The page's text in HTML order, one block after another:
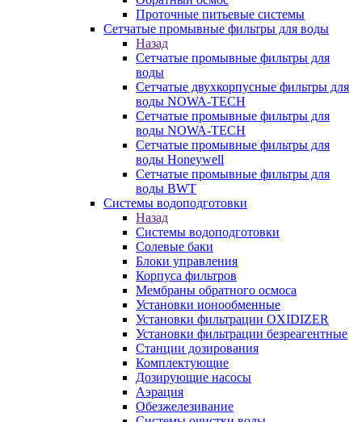
Проточные питьевые системы
Сетчатые промывные фильтры для воды
Назад
Сетчатые промывные фильтры для
воды
Сетчатые двухкорпусные фильтры для
воды NOWA-TECH
Сетчатые промывные фильтры для
воды NOWA-TECH
Сетчатые промывные фильтры для
воды Honeywell
Сетчатые промывные фильтры для
воды BWT
Системы водоподготовки
Назад
Системы водоподготовки
Солевые баки
Блоки управления
Корпуса фильтров
Мембраны обратного осмоса
Установки ионообменные
Установки фильтрации OXIDIZER
Установки фильтрации безреагентные
Станции дозирования
Комплектующие
Дозирующие насосы
Аэрация
Обезжелезивание